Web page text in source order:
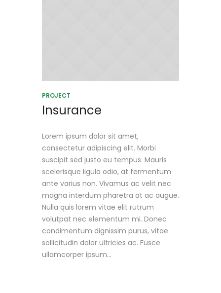
PROJECT
Insurance
Lorem ipsum dolor sit amet,
consectetur adipiscing elit. Morbi
suscipit sed justo eu tempus. Mauris
scelerisque ligula odio, at fermentum
ante varius non. Vivamus ac velit nec
magna interdum pharetra at ac augue.
Nulla quis lorem vitae elit rutrum
volutpat nec elementum mi. Donec
condimentum dignissim purus, vitae
sollicitudin dolor ultricies ac. Fusce
ullamcorper ipsum...